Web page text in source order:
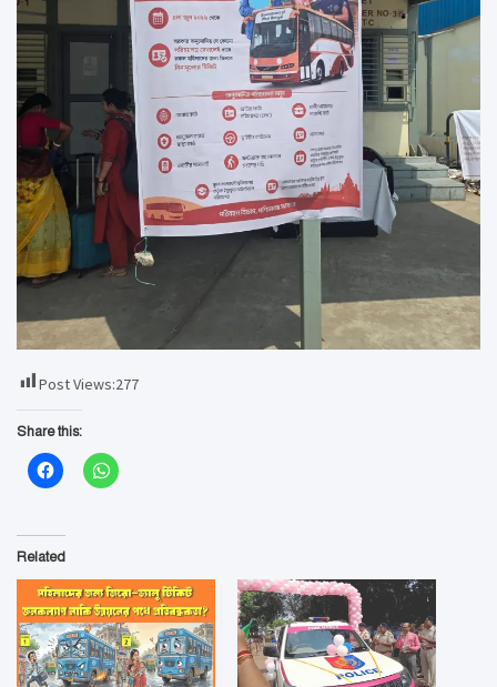
Post Views:277
Share this:
Related